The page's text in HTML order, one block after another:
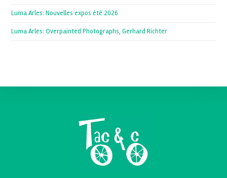
Luma Arles: Nouvelles expos été 2026
Luma Arles: Overpainted Photographs, Gerhard Richter